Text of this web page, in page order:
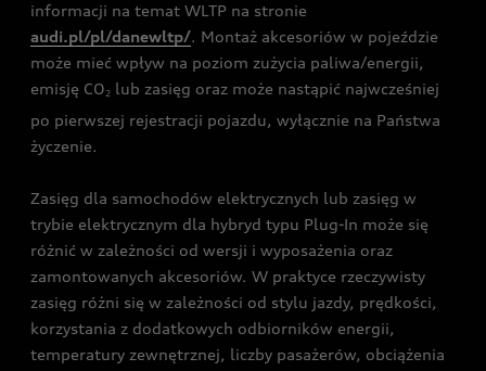
informacji na temat WLTP na stronie
audi.pl/pl/danewltp/. Montaż akcesoriów w pojeździe
może mieć wpływ na poziom zużycia paliwa/energii,
emisję CO2 lub zasięg oraz może nastąpić najwcześniej
po pierwszej rejestracji pojazdu, wyłącznie na Państwa
życzenie.
Zasięg dla samochodów elektrycznych lub zasięg w
trybie elektrycznym dla hybryd typu Plug-In może się
różnić w zależności od wersji i wyposażenia oraz
zamontowanych akcesoriów. W praktyce rzeczywisty
zasięg różni się w zależności od stylu jazdy, prędkości,
korzystania z dodatkowych odbiorników energii,
temperatury zewnętrznej, liczby pasażerów, obciążenia